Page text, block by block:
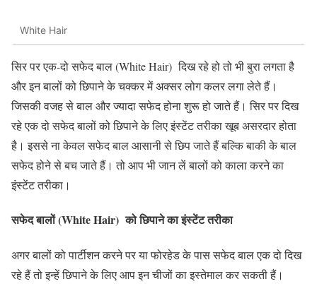
White Hair
सिर पर एक-दो सफेद बाल (White Hair) दिख रहे हो तो भी बुरा लगता है
और इन बालों को छिपाने के चक्कर में अक्सर लोग कलर लगा लेते हैं।
जिसकी वजह से बाल और ज्यादा सफेद होना शुरू हो जाते हैं। सिर पर दिख
रहे एक दो सफेद बालों को छिपाने के लिए इंस्टेंट तरीका खूब असरदार होता
है। इससे ना केवल सफेद बाल आसानी से छिप जाते हैं बल्कि बाकी के बाल
सफेद होने से बच जाते हैं। तो आप भी जान लें बालों को काला करने का
इंस्टेंट तरीका।
सफेद बालों (White Hair) को छिपाने का इंस्टेंट तरीका
अगर बालों को पार्टीशन करने पर या फोरहेड के पास सफेद बाल एक दो दिख
रहे हैं तो इन्हें छिपाने के लिए आप इन चीजों का इस्तेमाल कर सकती हैं।